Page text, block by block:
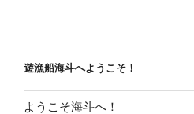
ン
遊漁船海斗へようこそ！
ようこそ海斗へ！